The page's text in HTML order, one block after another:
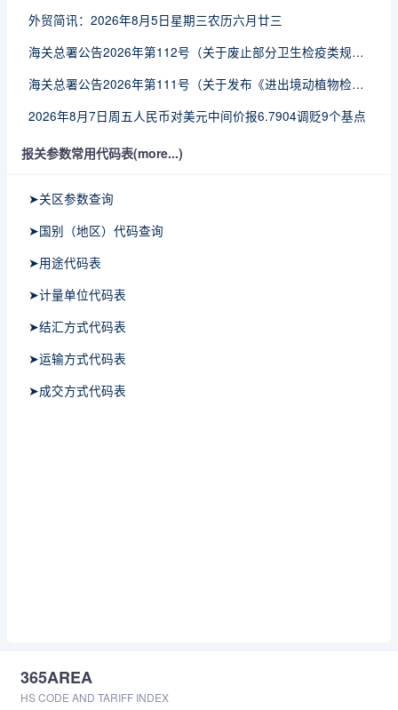
外贸简讯：2026年8月5日星期三农历六月廿三
海关总署公告2026年第112号（关于废止部分卫生检疫类规范性文件的公告）
海关总署公告2026年第111号（关于发布《进出境动植物检疫处理监督管理工作规定》《进出境卫生处理监督管理工作规定》的公告）
2026年8月7日周五人民币对美元中间价报6.7904调贬9个基点
报关参数常用代码表(more...)
➤关区参数查询
➤国别（地区）代码查询
➤用途代码表
➤计量单位代码表
➤结汇方式代码表
➤运输方式代码表
➤成交方式代码表
365AREA
HS CODE AND TARIFF INDEX